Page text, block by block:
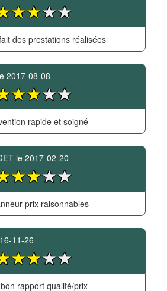
des prestations réalisées
2017-08-08
rapide et soigné
le 2017-02-20
prix raisonnables
11-26
rapport qualité/prix